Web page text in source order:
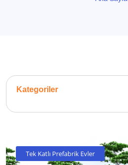
Kategoriler
Tek Katlı Prefabrik Evler